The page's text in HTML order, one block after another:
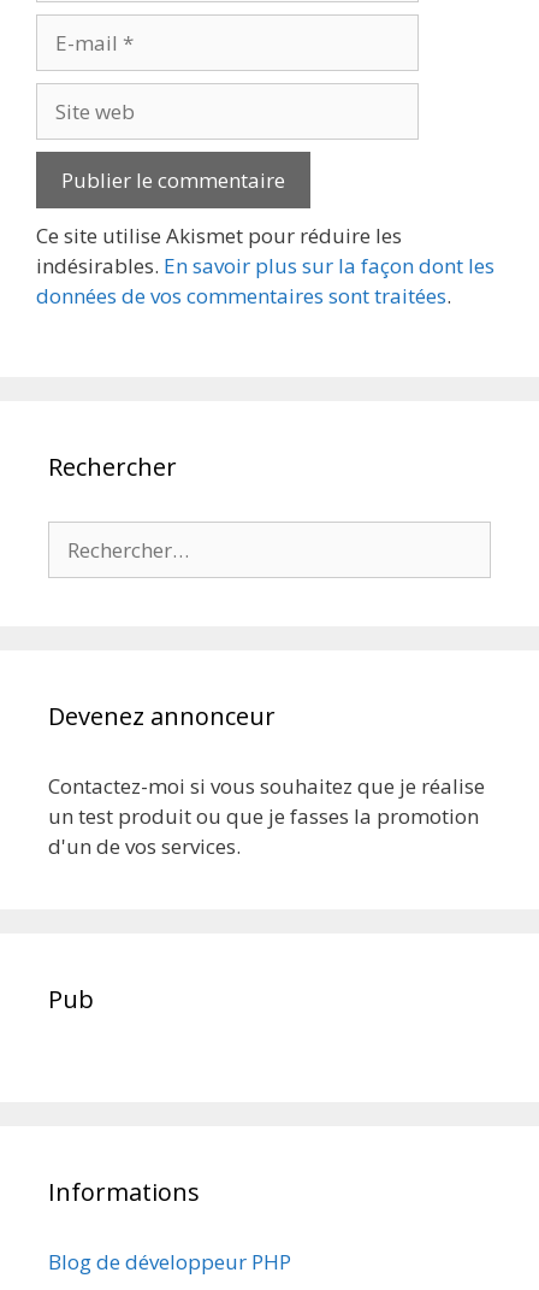
mail
web
Ce site utilise Akismet pour réduire les
indésirables. En savoir plus sur la façon dont les
données de vos commentaires sont traitées.
Rechercher
Devenez annonceur
Contactez-moi si vous souhaitez que je réalise
un test produit ou que je fasses la promotion
d'un de vos services.
Pub
Informations
Blog de développeur PHP